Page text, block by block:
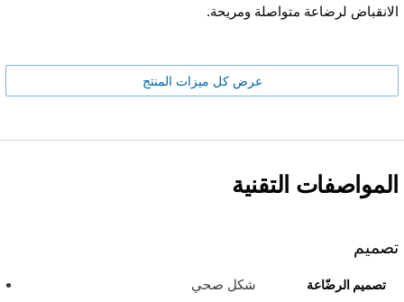
الانقباض لرضاعة متواصلة ومريحة.
عرض كل ميزات المنتج
المواصفات التقنية
تصميم
تصميم الرضّاعة
شكل صحي